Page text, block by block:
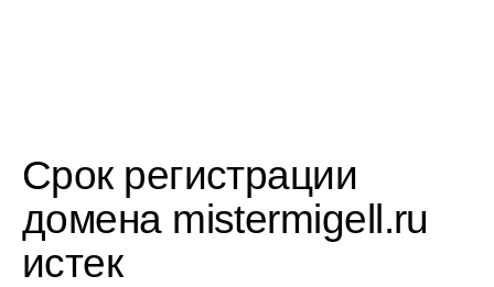
Срок регистрации
домена mistermigell.ru
истек